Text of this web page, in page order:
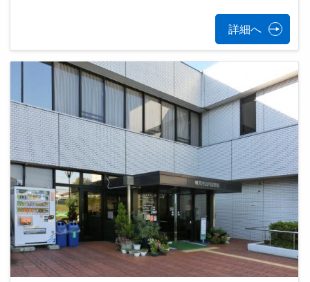
詳細へ